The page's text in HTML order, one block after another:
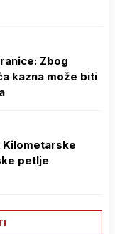
Zbog
kazna može biti
Kilometarske
petlje